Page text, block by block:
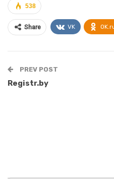
538
Share VK
PREV POST
Registr.by